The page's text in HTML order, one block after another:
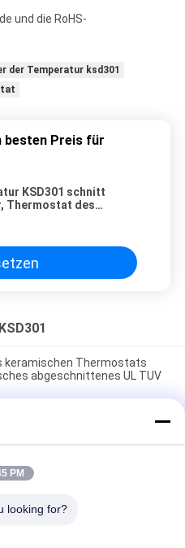
und die RoHS-
der Temperatur ksd301
besten Preis für
KSD301 schnitt
Thermostat des
keramischen Thermostats
abgeschnittenes UL TUV
Thermostate,
H31 250V 10
Energie Wechselstroms
PM
looking for?